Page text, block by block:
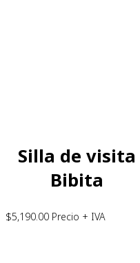
Silla de visita
Bibita
$5,190.00 Precio + IVA